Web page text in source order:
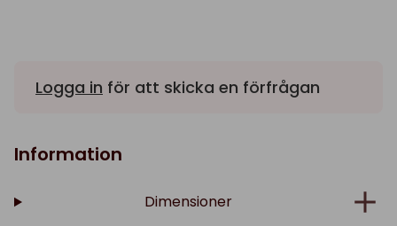
Logga in för att skicka en förfrågan
Information
Dimensioner